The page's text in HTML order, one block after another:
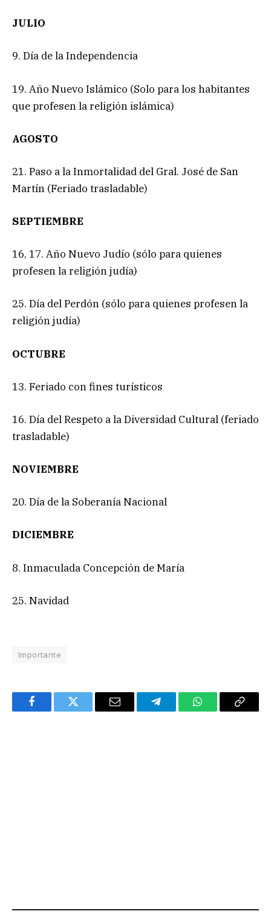
JULIO
9. Día de la Independencia
19. Año Nuevo Islámico (Solo para los habitantes
que profesen la religión islámica)
AGOSTO
21. Paso a la Inmortalidad del Gral. José de San
Martín (Feriado trasladable)
SEPTIEMBRE
16, 17. Año Nuevo Judío (sólo para quienes
profesen la religión judía)
25. Día del Perdón (sólo para quienes profesen la
religión judía)
OCTUBRE
13. Feriado con fines turísticos
16. Día del Respeto a la Diversidad Cultural (feriado
trasladable)
NOVIEMBRE
20. Día de la Soberanía Nacional
DICIEMBRE
8. Inmaculada Concepción de María
25. Navidad
Importante
FacebookTwitter Email TelegramWhatsAppCopy